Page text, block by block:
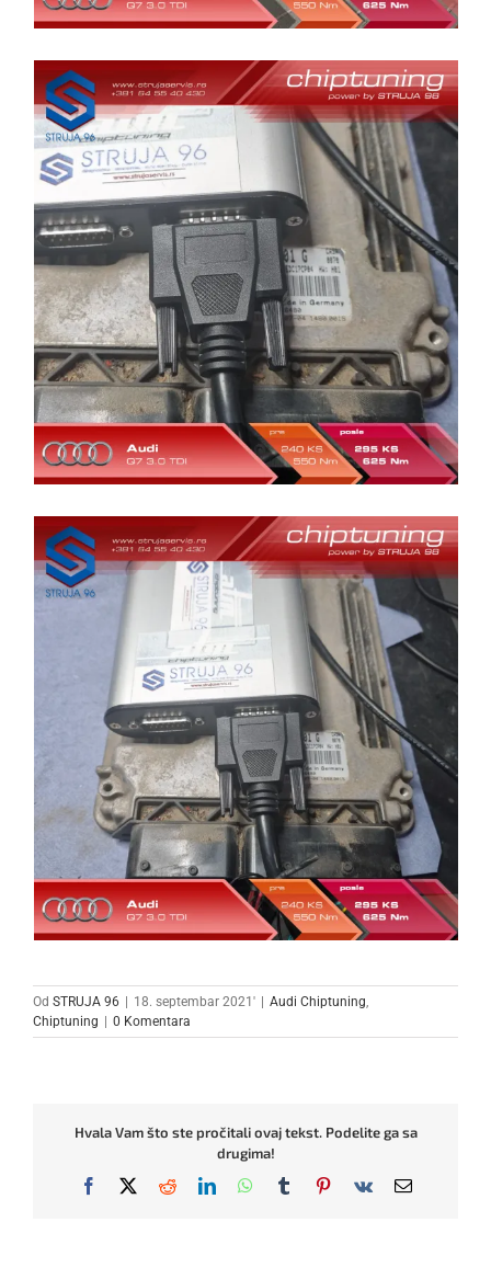
Od STRUJA 96 | 18. septembar 2021' | Audi Chiptuning
Chiptuning | 0 Komentara
Hvala Vam što ste pročitali ovaj tekst. Podelite ga sa
drugima!
Facebook
X RedditLinkedInWhatsApp
TumblrPinterest
Vk Email